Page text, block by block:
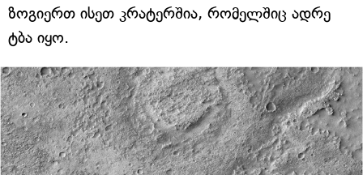
ზოგიერთ ისეთ კრატერშია, რომელშიც ადრე
ტბა იყო.